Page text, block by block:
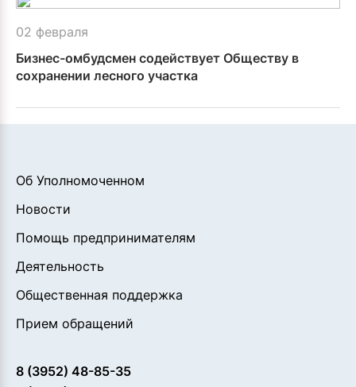
02 февраля
Бизнес-омбудсмен содействует Обществу в
сохранении лесного участка
Об Уполномоченном
Новости
Помощь предпринимателям
Деятельность
Общественная поддержка
Прием обращений
8 (3952) 48-85-35